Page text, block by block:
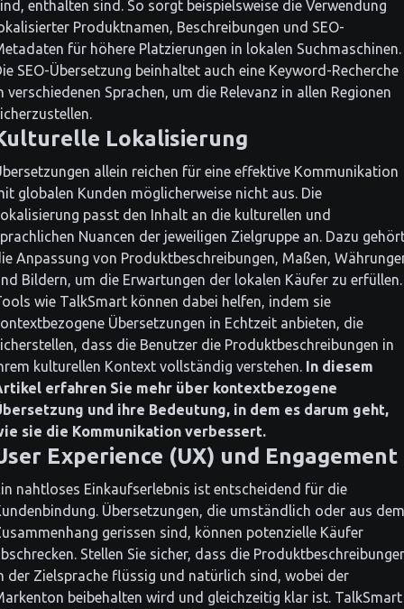
enthalten sind. So sorgt beispielsweise die Verwendung
Produktnamen, Beschreibungen und SEO-
für höhere Platzierungen in lokalen Suchmaschinen.
SEO-Übersetzung beinhaltet auch eine Keyword-Recherche
verschiedenen Sprachen, um die Relevanz in allen Regionen
Lokalisierung
allein reichen für eine effektive Kommunikation
globalen Kunden möglicherweise nicht aus. Die
passt den Inhalt an die kulturellen und
Nuancen der jeweiligen Zielgruppe an. Dazu
Anpassung von Produktbeschreibungen, Maßen,
Bildern, um die Erwartungen der lokalen Käufer zu erfüllen.
wie TalkSmart können dabei helfen, indem sie
Übersetzungen in Echtzeit anbieten, die
dass die Benutzer die Produktbeschreibungen in
kulturellen Kontext vollständig verstehen. In diesem
erfahren Sie mehr über kontextbezogene
und ihre Bedeutung, in dem es darum geht,
sie die Kommunikation verbessert.
Experience (UX) und Engagement
nahtloses Einkaufserlebnis ist entscheidend für die
Übersetzungen, die umständlich oder aus dem
gerissen sind, können potenzielle Käufer
Stellen Sie sicher, dass die
der Zielsprache flüssig und natürlich sind, wobei der
beibehalten wird und gleichzeitig klar ist. TalkSmart